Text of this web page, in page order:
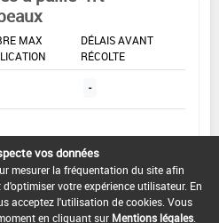
MAX
DÉLAIS AVANT
RÉCOLTE
-
APPLICATIONS :
:
vos données
mesurer la fréquentation du site afin
votre expérience utilisateur. En
acceptez l'utilisation de cookies. Vous
en cliquant sur Mentions légales